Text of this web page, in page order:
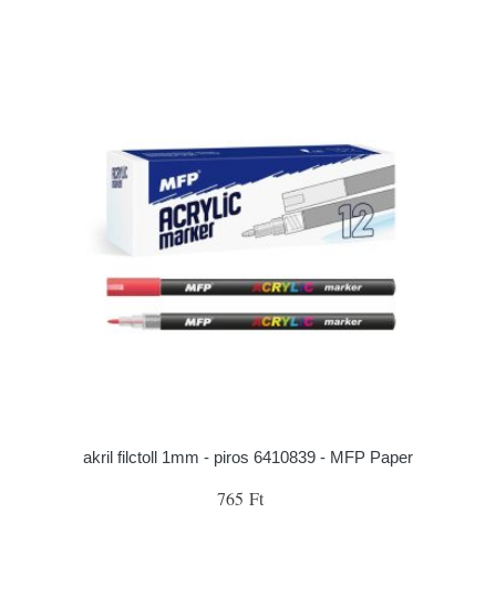
akril filctoll 1mm - piros 6410839 - MFP Paper
765 Ft